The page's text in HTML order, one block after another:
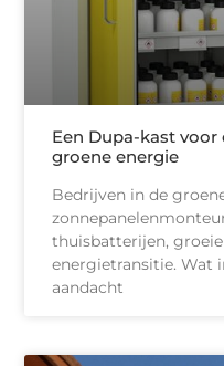
Een Dupa-kast
groene energie
Bedrijven in de
thuisbatterijen,
energietransitie. Wat
aandacht